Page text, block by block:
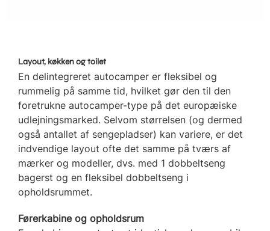
Layout, køkken og toilet
En delintegreret autocamper er fleksibel og
rummelig på samme tid, hvilket gør den til den
foretrukne autocamper-type på det europæiske
udlejningsmarked. Selvom størrelsen (og dermed
også antallet af sengepladser) kan variere, er det
indvendige layout ofte det samme på tværs af
mærker og modeller, dvs. med 1 dobbeltseng
bagerst og en fleksibel dobbeltseng i
opholdsrummet.
Førerkabine og opholdsrum